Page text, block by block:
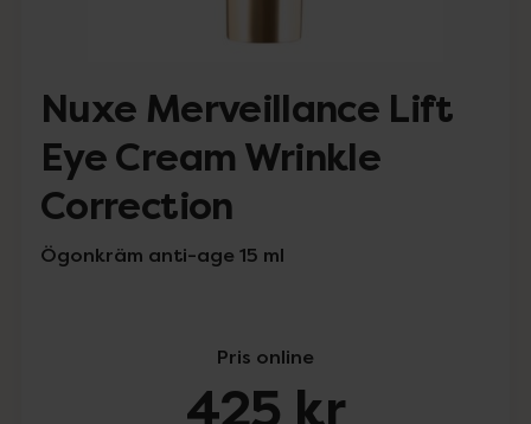
Nuxe Merveillance Lift
Eye Cream Wrinkle
Correction
Ögonkräm anti-age 15 ml
Pris online
425 kr